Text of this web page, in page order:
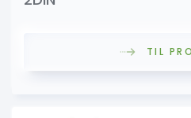
TIL